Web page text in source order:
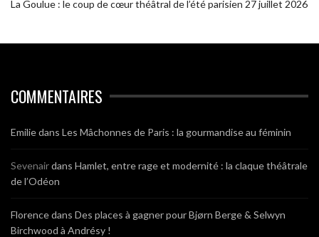
La Goulue : le coup de cœur théâtral de l’été parisien 27 juillet 2026
COMMENTAIRES
Emiliedans Les Mâchonnes de Paris : la gourmandise au féminin
Sevenairdans Hamlet, entre rage et modernité : la claque théâtrale
de l’Odéon
Florencedans Des places à gagner pour Bjørn Berge & Selwyn
Birchwood à Andrésy !